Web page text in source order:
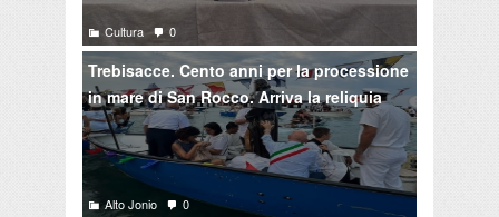
Cultura 0
Trebisacce. Cento anni per la processione
in mare di San Rocco. Arriva la reliquia
Alto Jonio 0